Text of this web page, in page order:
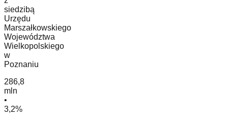
siedzibą
Urzędu
Marszałkowskiego
Województwa
Wielkopolskiego
w
Poznaniu
286,8
mln
•
3,2%